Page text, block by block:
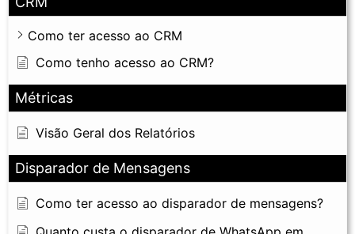
Como ter acesso ao CRM
Como tenho acesso ao CRM?
Métricas
Visão Geral dos Relatórios
Disparador de Mensagens
Como ter acesso ao disparador de mensagens?